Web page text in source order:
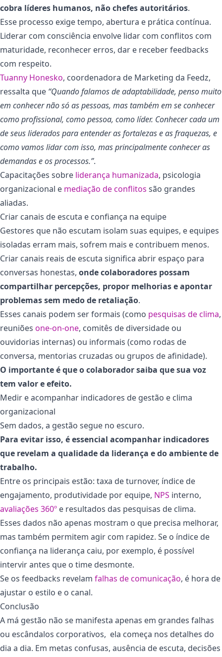
cobra líderes humanos, não chefes autoritários.
Esse processo exige tempo, abertura e prática contínua.
Liderar com consciência envolve lidar com conflitos com
maturidade, reconhecer erros, dar e receber feedbacks
com respeito.
Tuanny Honesko, coordenadora de Marketing da Feedz,
ressalta que “Quando falamos de adaptabilidade, penso muito
em conhecer não só as pessoas, mas também em se conhecer
como profissional, como pessoa, como líder. Conhecer cada um
de seus liderados para entender as fortalezas e as fraquezas, e
como vamos lidar com isso, mas principalmente conhecer as
demandas e os processos.”.
Capacitações sobre liderança humanizada, psicologia
organizacional e mediação de conflitos são grandes
aliadas.
Criar canais de escuta e confiança na equipe
Gestores que não escutam isolam suas equipes, e equipes
isoladas erram mais, sofrem mais e contribuem menos.
Criar canais reais de escuta significa abrir espaço para
conversas honestas, onde colaboradores possam
compartilhar percepções, propor melhorias e apontar
problemas sem medo de retaliação.
Esses canais podem ser formais (como pesquisas de clima,
reuniões one-on-one, comitês de diversidade ou
ouvidorias internas) ou informais (como rodas de
conversa, mentorias cruzadas ou grupos de afinidade).
O importante é que o colaborador saiba que sua voz
tem valor e efeito.
Medir e acompanhar indicadores de gestão e clima
organizacional
Sem dados, a gestão segue no escuro.
Para evitar isso, é essencial acompanhar indicadores
que revelam a qualidade da liderança e do ambiente de
trabalho.
Entre os principais estão: taxa de turnover, índice de
engajamento, produtividade por equipe, NPS interno,
avaliações 360º e resultados das pesquisas de clima.
Esses dados não apenas mostram o que precisa melhorar,
mas também permitem agir com rapidez. Se o índice de
confiança na liderança caiu, por exemplo, é possível
intervir antes que o time desmonte.
Se os feedbacks revelam falhas de comunicação, é hora de
ajustar o estilo e o canal.
Conclusão
A má gestão não se manifesta apenas em grandes falhas
ou escândalos corporativos, ela começa nos detalhes do
dia a dia. Em metas confusas, ausência de escuta, decisões